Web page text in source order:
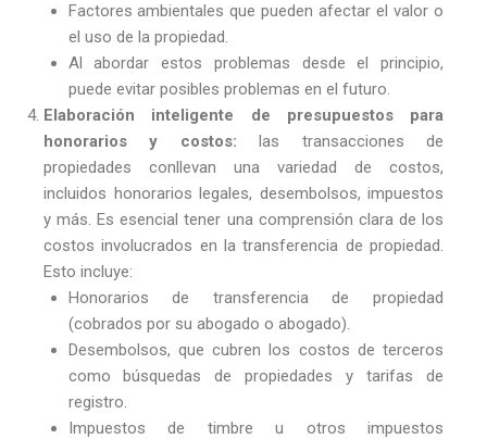
Factores ambientales que pueden afectar el valor o
el uso de la propiedad.
Al abordar estos problemas desde el principio,
puede evitar posibles problemas en el futuro.
Elaboración inteligente de presupuestos para
honorarios y costos: las transacciones de
propiedades conllevan una variedad de costos,
incluidos honorarios legales, desembolsos, impuestos
y más. Es esencial tener una comprensión clara de los
costos involucrados en la transferencia de propiedad.
Esto incluye:
Honorarios de transferencia de propiedad
(cobrados por su abogado o abogado).
Desembolsos, que cubren los costos de terceros
como búsquedas de propiedades y tarifas de
registro.
Impuestos de timbre u otros impuestos